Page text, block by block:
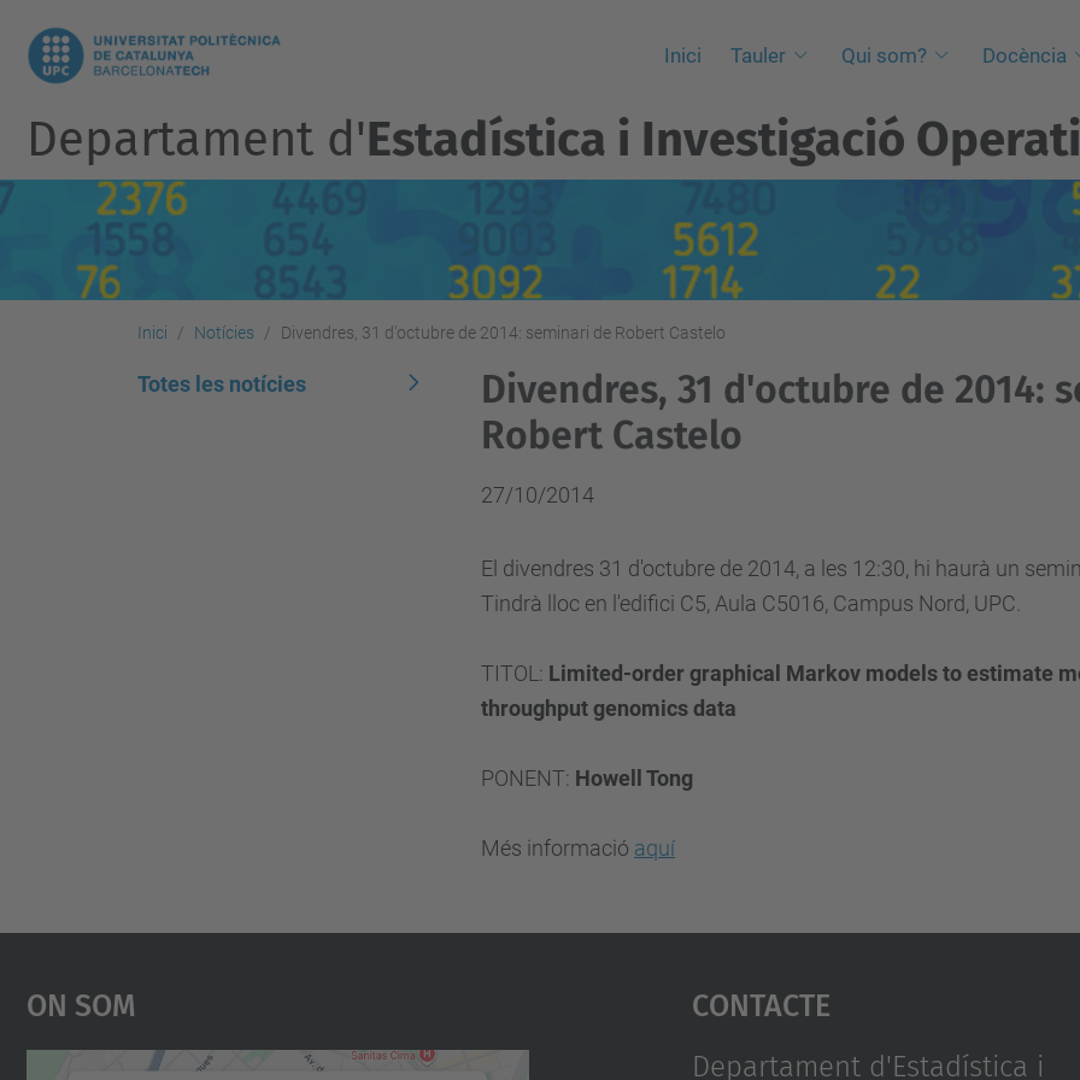
Inici Tauler Qui som? Docència
Departament d'Estadística i Investigació
Inici Notícies Divendres, 31 d'octubre de 2014: seminari de Robert Castelo
Divendres, 31 d'octubre de 2014:
Robert Castelo
27/10/2014
El divendres 31 d'octubre de 2014, a les 12:30, hi haurà un
Tindrà lloc en l'edifici C5, Aula C5016, Campus Nord, UPC.
TITOL: Limited-order graphical Markov models to estimate
throughput genomics data
PONENT: Howell Tong
Més informació aquí
Totes les notícies
On Som Contacte
Departament d'Estadística i